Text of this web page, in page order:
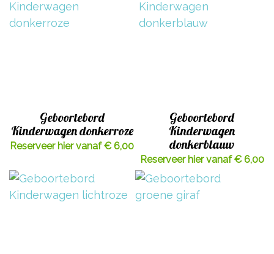
Geboortebord
Kinderwagen donkerroze
Reserveer hier vanaf € 6,00
Geboortebord
Kinderwagen
donkerblauw
Reserveer hier vanaf € 6,00